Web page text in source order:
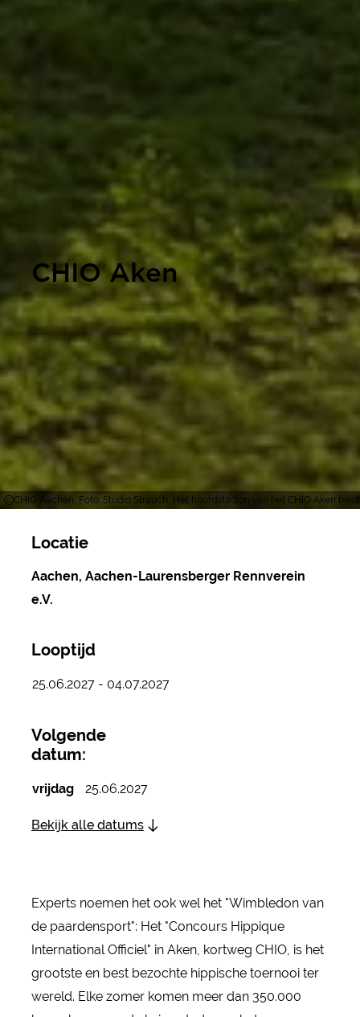
CHIO Aachen, Foto: Studio Strauch, Het hoofdstadion van het CHIO Aken
CHIO Aken
Locatie
Aachen, Aachen-Laurensberger Rennverein
e.V.
Looptijd
25.06.2027 - 04.07.2027
Volgende
datum:
vrijdag 25.06.2027
Bekijk alle datums
Experts noemen het ook wel het "Wimbledon van
de paardensport": Het "Concours Hippique
International Officiel" in Aken, kortweg CHIO, is het
grootste en best bezochte hippische toernooi ter
wereld. Elke zomer komen meer dan 350.000